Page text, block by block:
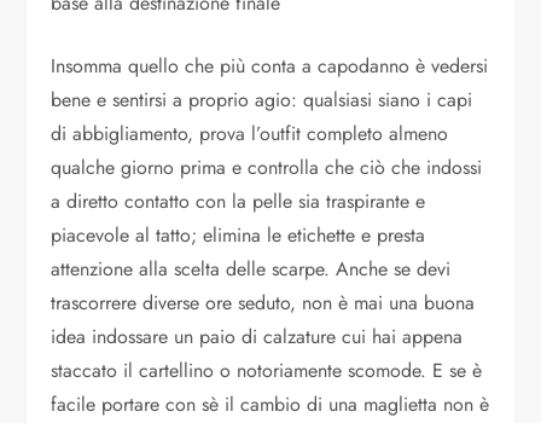
Insomma quello che più conta a capodanno è vedersi
bene e sentirsi a proprio agio: qualsiasi siano i capi
di abbigliamento, prova l’outfit completo almeno
qualche giorno prima e controlla che ciò che indossi
a diretto contatto con la pelle sia traspirante e
piacevole al tatto; elimina le etichette e presta
attenzione alla scelta delle scarpe. Anche se devi
trascorrere diverse ore seduto, non è mai una buona
idea indossare un paio di calzature cui hai appena
staccato il cartellino o notoriamente scomode. E se è
facile portare con sè il cambio di una maglietta non è